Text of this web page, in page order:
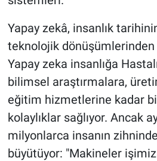
Yapay zekâ, insanlık
teknolojik
Yapay zeka insanlığa
bilimsel araştırmalara,
eğitim hizmetlerine kadar
kolaylıklar sağlıyor. Ancak
milyonlarca insanın
büyütüyor: "Makineler